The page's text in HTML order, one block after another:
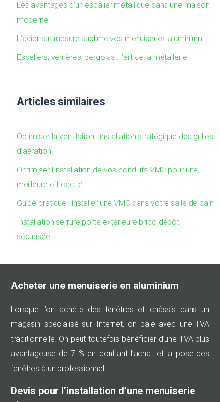
Les avantages d’un escalier métallique dans une maison
moderne
L’acier sur mesure sublime vos menuiseries aluminium
Escaliers, verrières, pergolas : l’art de la métallerie
Articles similaires
Optimiser la ventilation : installation stratégique des grilles
d’aération
Optimiser l’installation de vos conduits VMC pour une
meilleure efficacité
Guide pratique : installer une VMC dans votre salle de bain
Installation serrure porte extérieure brico dépôt
sécurisée
Acheter une menuiserie en aluminium
Lorsque l’on achète des fenêtres et châssis dans un
magasin spécialisé sur Internet, on paie avec une TVA
traditionnelle. On peut toutefois bénéficier d’une TVA plus
avantageuse de 7 % en confiant l’achat et la pose des
fenêtres à un professionnel.
Devis pour l’installation d’une menuiserie